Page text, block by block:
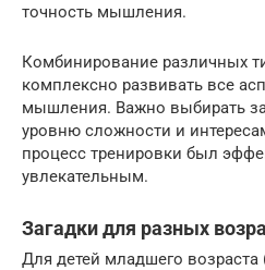
точность мышления.
Комбинирование различных
комплексно развивать все
мышления. Важно выбирать
уровню сложности и
процесс тренировки был
увлекательным.
Загадки для разных
Для детей младшего возраста